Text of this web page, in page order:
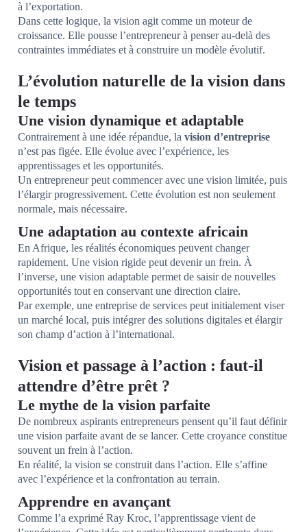
à l’exportation.
Dans cette logique, la vision agit comme un moteur de
croissance. Elle pousse l’entrepreneur à penser au-delà des
contraintes immédiates et à construire un modèle évolutif.
L’évolution naturelle de la vision dans
le temps
Une vision dynamique et adaptable
Contrairement à une idée répandue, la vision d’entreprise
n’est pas figée. Elle évolue avec l’expérience, les
apprentissages et les opportunités.
Un entrepreneur peut commencer avec une vision limitée, puis
l’élargir progressivement. Cette évolution est non seulement
normale, mais nécessaire.
Une adaptation au contexte africain
En Afrique, les réalités économiques peuvent changer
rapidement. Une vision rigide peut devenir un frein. À
l’inverse, une vision adaptable permet de saisir de nouvelles
opportunités tout en conservant une direction claire.
Par exemple, une entreprise de services peut initialement viser
un marché local, puis intégrer des solutions digitales et élargir
son champ d’action à l’international.
Vision et passage à l’action : faut-il
attendre d’être prêt ?
Le mythe de la vision parfaite
De nombreux aspirants entrepreneurs pensent qu’il faut définir
une vision parfaite avant de se lancer. Cette croyance constitue
souvent un frein à l’action.
En réalité, la vision se construit dans l’action. Elle s’affine
avec l’expérience et la confrontation au terrain.
Apprendre en avançant
Comme l’a exprimé Ray Kroc, l’apprentissage vient de